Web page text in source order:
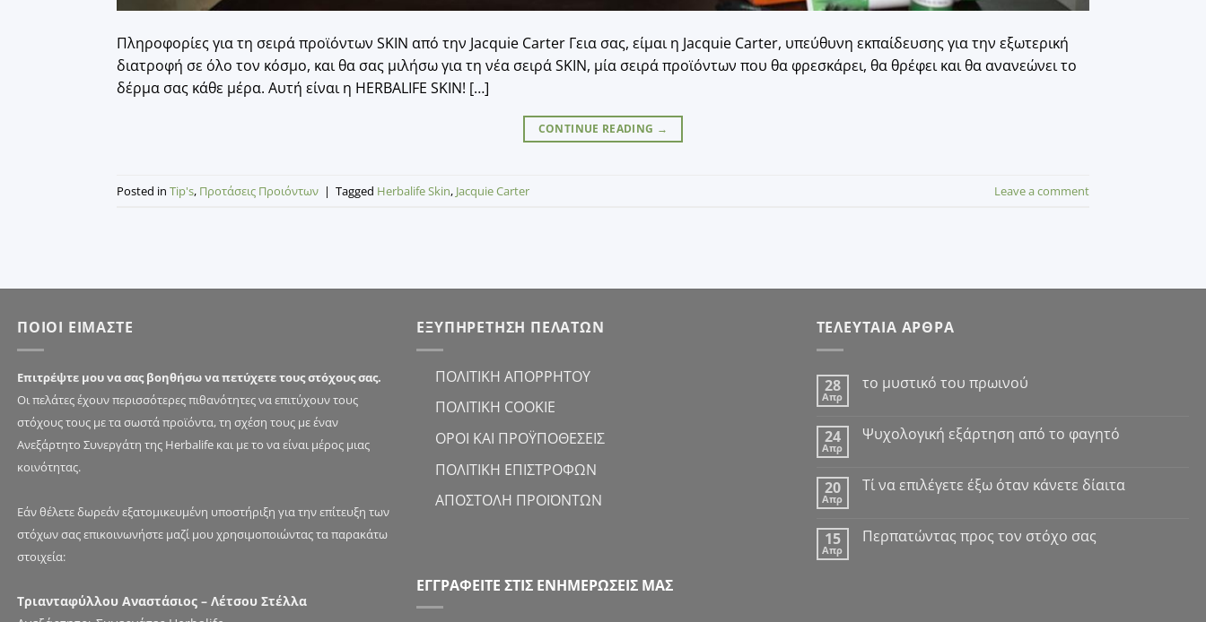
Πληροφορίες για τη σειρά προϊόντων SKIN από την Jacquie Carter Γεια σας, είμαι η Jacquie Carter, υπεύθυνη εκπαίδευσης για την εξωτερική
διατροφή σε όλο τον κόσμο, και θα σας μιλήσω για τη νέα σειρά SKIN, μία σειρά προϊόντων που θα φρεσκάρει, θα θρέφει και θα ανανεώνει το
δέρμα σας κάθε μέρα. Αυτή είναι η HERBALIFE SKIN! […]
CONTINUE READING →
Posted inTip's, Προτάσεις Προιόντων | Tagged Herbalife Skin, Jacquie Carter Leave a comment
ΠΟΙΟΙ ΕΙΜΑΣΤΕ
Επιτρέψτε μου να σας βοηθήσω να πετύχετε τους στόχους σας.
Οι πελάτες έχουν περισσότερες πιθανότητες να επιτύχουν τους
στόχους τους με τα σωστά προϊόντα, τη σχέση τους με έναν
Ανεξάρτητο Συνεργάτη της Herbalife και με το να είναι μέρος μιας
κοινότητας.
Εάν θέλετε δωρεάν εξατομικευμένη υποστήριξη για την επίτευξη των
στόχων σας επικοινωνήστε μαζί μου χρησιμοποιώντας τα παρακάτω
στοιχεία:
Τριανταφύλλου Αναστάσιος – Λέτσου Στέλλα
ΕΞΥΠΗΡΕΤΗΣΗ ΠΕΛΑΤΩΝ
ΠΟΛΙΤΙΚΗ ΑΠΟΡΡΗΤΟΥ
ΠΟΛΙΤΙΚΗ COOKIE
ΟΡΟΙ ΚΑΙ ΠΡΟΫΠΟΘΕΣΕΙΣ
ΠΟΛΙΤΙΚΗ ΕΠΙΣΤΡΟΦΩΝ
ΑΠΟΣΤΟΛΗ ΠΡΟΪΟΝΤΩΝ
ΕΓΓΡΑΦΕΙΤΕ ΣΤΙΣ ΕΝΗΜΕΡΩΣΕΙΣ ΜΑΣ
ΤΕΛΕΥΤΑΙΑ ΑΡΘΡΑ
28
Απρ
το μυστικό του πρωινού
στο
πρωινού
24
Απρ
Ψυχολογική εξάρτηση από το φαγητό
σχόλια
στο
το
φαγητό
20
Απρ
Tί να επιλέγετε έξω όταν κάνετε δίαιτα
στο
15
Απρ
Περπατώντας προς τον στόχο σας